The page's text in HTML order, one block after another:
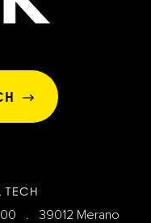
TECH
. 39012 Merano